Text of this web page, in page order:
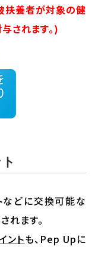
扶養者が対象の健
されます。)
などに交換可能な
れます。
ントも、Pep Upに